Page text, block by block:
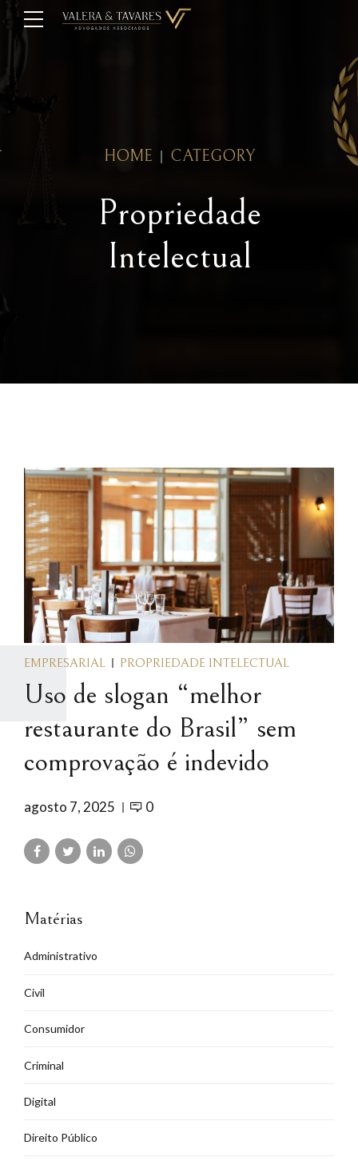
HOME CATEGORY
Propriedade
Intelectual
EMPRESARIAL PROPRIEDADE INTELECTUAL
Uso de slogan “melhor
restaurante do Brasil” sem
comprovação é indevido
agosto 7, 2025 0
Matérias
Administrativo
Civil
Consumidor
Criminal
Digital
Direito Público